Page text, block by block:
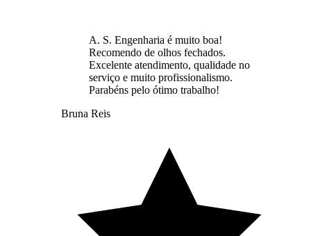
A. S. Engenharia é muito boa!
Recomendo de olhos fechados.
Excelente atendimento, qualidade no
serviço e muito profissionalismo.
Parabéns pelo ótimo trabalho!
Bruna Reis